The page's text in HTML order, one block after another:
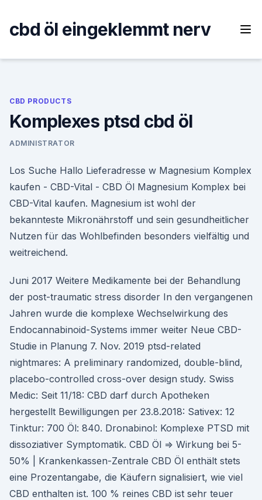
content
cbd öl eingeklemmt nerv
CBD PRODUCTS
Komplexes ptsd cbd öl
ADMINISTRATOR
Los Suche Hallo Lieferadresse w Magnesium Komplex
kaufen - CBD-Vital - CBD Öl Magnesium Komplex bei
CBD-Vital kaufen. Magnesium ist wohl der
bekannteste Mikronährstoff und sein gesundheitlicher
Nutzen für das Wohlbefinden besonders vielfältig und
weitreichend.
Juni 2017 Weitere Medikamente bei der Behandlung
der post-traumatic stress disorder In den vergangenen
Jahren wurde die komplexe Wechselwirkung des
Endocannabinoid-Systems immer weiter Neue CBD-
Studie in Planung 7. Nov. 2019 ptsd-related
nightmares: A preliminary randomized, double-blind,
placebo-controlled cross-over design study. Swiss
Medic: Seit 11/18: CBD darf durch Apotheken
hergestellt Bewilligungen per 23.8.2018: Sativex: 12
Tinktur: 700 Öl: 840. Dronabinol: Komplexe PTSD mit
dissoziativer Symptomatik. CBD Öl ⇒ Wirkung bei 5-
50% | Krankenkassen-Zentrale CBD Öl enthält stets
eine Prozentangabe, die Käufern signalisiert, wie viel
CBD enthalten ist. 100 % reines CBD ist sehr teuer